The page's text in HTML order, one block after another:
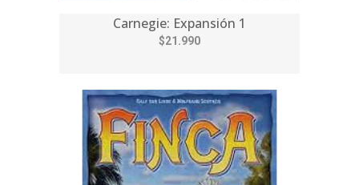
Carnegie: Expansión 1
$21.990